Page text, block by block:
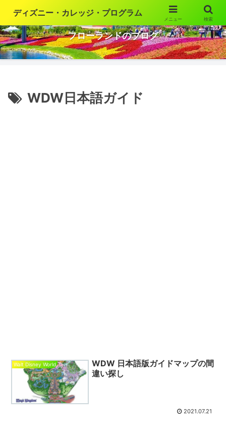
ウォルト・ディズニー・ワールドの魅力を語ります
フローランドのブログ
WDW日本語ガイド
Walt Disney World
WDW 日本語版ガイドマップの間
違い探し
2021.07.21
ディズニー・カレッジ・プログラム
メニュー 検索